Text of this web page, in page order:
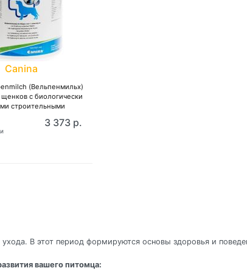
Canina
(Вельпенмильх)
с биологически
строительными
3 373 р.
В этот период формируются основы здоровья и
вашего питомца: